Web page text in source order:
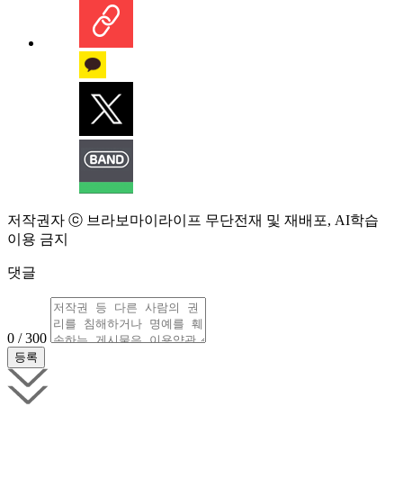
저작권자 ⓒ 브라보마이라이프 무단전재 및 재배포, AI학습
이용 금지
댓글
0 / 300